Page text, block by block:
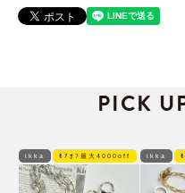
PICK
ikka ﾓｱｵﾌ最大4000off ikka